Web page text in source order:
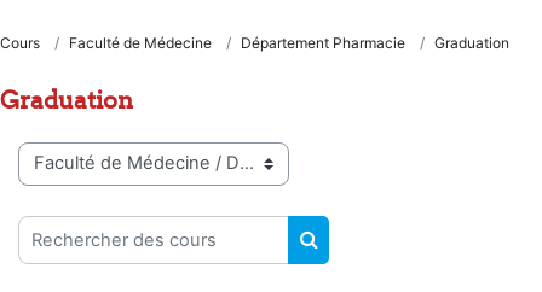
Cours Faculté de Médecine Département Pharmacie Graduation
Graduation
Catégories de cours
Rechercher des cours
RECHERCHER DES